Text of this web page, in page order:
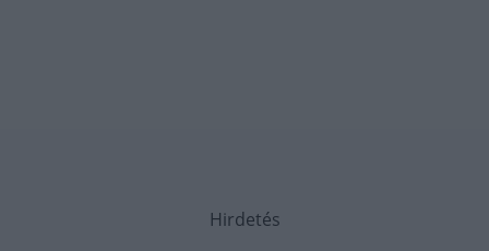
Hirdetés